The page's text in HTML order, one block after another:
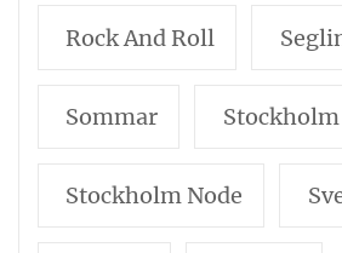
Rock And Roll
Sommar Stockholm
Stockholm Node